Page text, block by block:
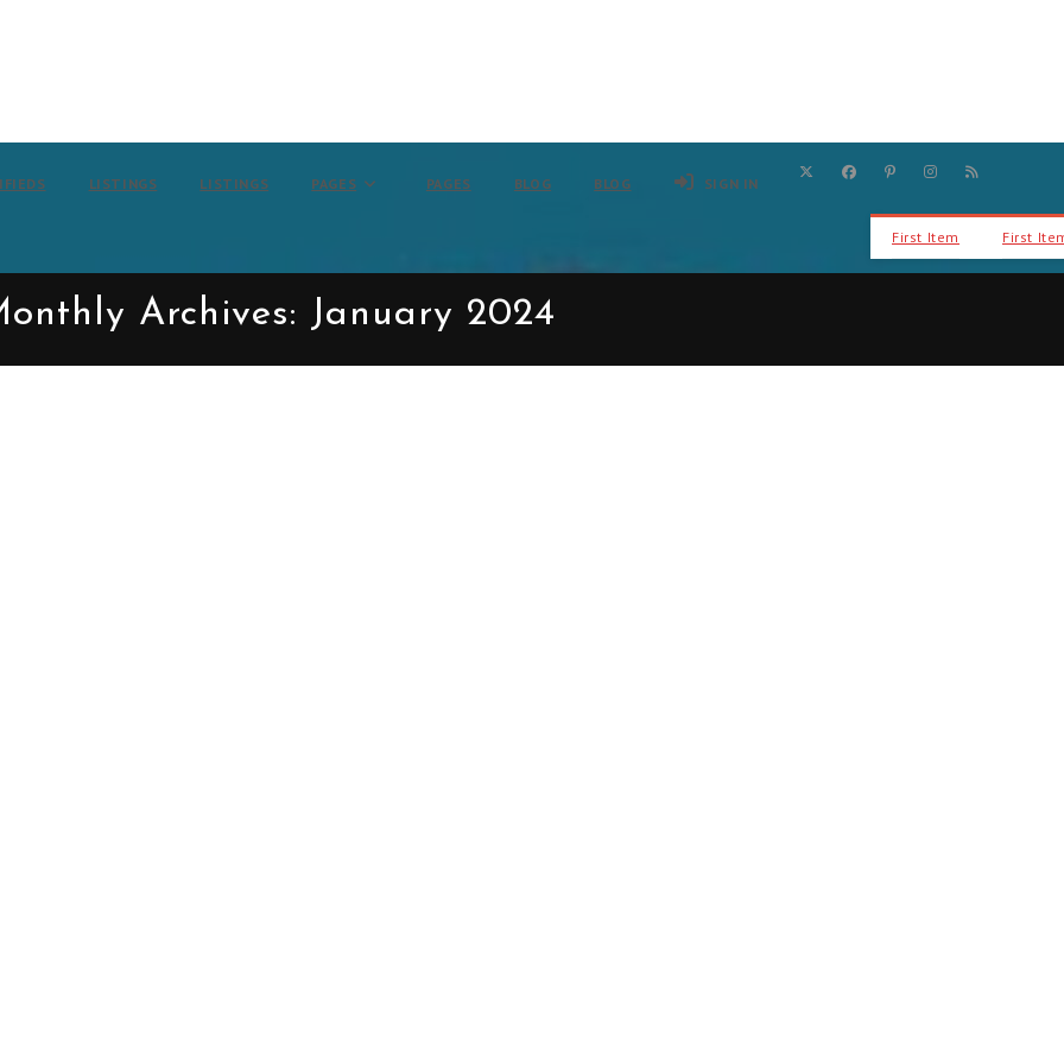
LISTINGS LISTINGS PAGES
First Item First
PAGES BLOG BLOG SIGN IN
Archives: January 2024